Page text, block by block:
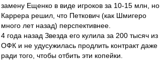
замену Ещенко в виде игроков за 10-15 млн, но
Каррера решил, что Петкович (как Шмигеро
много лет назад) перспективнее.
4 года назад Звезда его кулила за 200 тысяч из
ОФК и не удусужилась продлить контракт даже
ради того, чтобы отбить эти копейки.